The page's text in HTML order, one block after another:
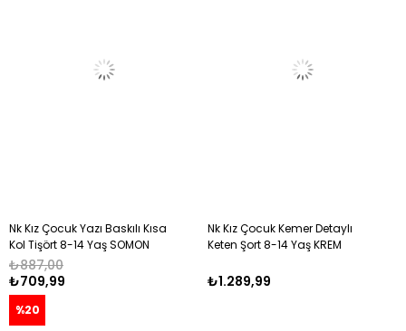
Nk Kız Çocuk Yazı Baskılı Kısa
Kol Tişört 8-14 Yaş SOMON
₺709,99
₺887,00
%20
Nk Kız Çocuk Kemer Detaylı
Keten Şort 8-14 Yaş KREM
₺1.289,99